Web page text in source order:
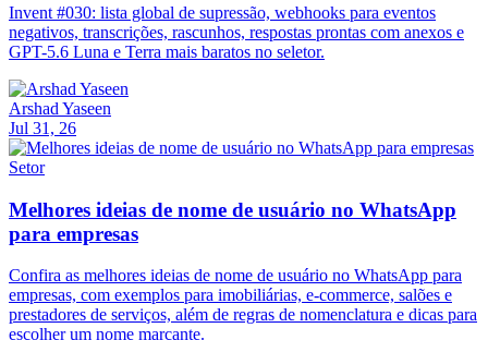
Invent #030: lista global de supressão, webhooks para eventos
negativos, transcrições, rascunhos, respostas prontas com anexos e
GPT-5.6 Luna e Terra mais baratos no seletor.
Arshad Yaseen
Jul 31, 26
Setor
Melhores ideias de nome de usuário no WhatsApp
para empresas
Confira as melhores ideias de nome de usuário no WhatsApp para
empresas, com exemplos para imobiliárias, e-commerce, salões e
prestadores de serviços, além de regras de nomenclatura e dicas para
escolher um nome marcante.